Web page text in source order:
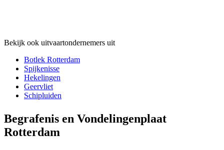
Bekijk ook uitvaartondernemers uit
Botlek Rotterdam
Spijkenisse
Hekelingen
Geervliet
Schipluiden
Begrafenis en Vondelingenplaat
Rotterdam